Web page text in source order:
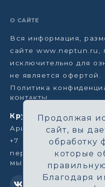
О САЙТЕ
Вся информация,
сайте www.neptun.ru,
исключительно для
не является офертой.
Политика
КОНТАКТЫ
Круизная компания
Аристарховский пер,
+7 (964) 583-14-96
neptun@aha.ru
МЫ В СЕТИ
Продолжая
сайт, вы
обработку
которые
Благодаря